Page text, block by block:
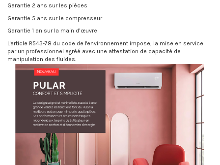
Garantie 2 ans sur les pièces
Garantie 5 ans sur le compresseur
Garantie 1 an sur la main d’œuvre
L'article R543-78 du code de l'environnement impose, la mise en service
par un professionnel agréé avec une attestation de capacité de
manipulation des fluides.